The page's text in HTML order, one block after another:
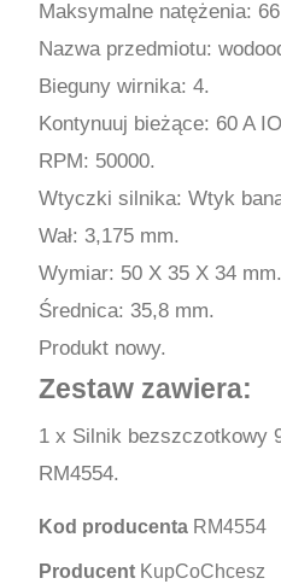
Maksymalne natężenia:
Nazwa przedmiotu:
Bieguny wirnika: 4.
Kontynuuj bieżące: 60 A
RPM: 50000.
Wtyczki silnika: Wtyk
Wał: 3,175 mm.
Wymiar: 50 X 35 X 34 mm.
Średnica: 35,8 mm.
Produkt nowy.
Zestaw zawiera:
1 x Silnik bezszczotkowy
RM4554.
Kod producenta RM4554
Producent KupCoChcesz